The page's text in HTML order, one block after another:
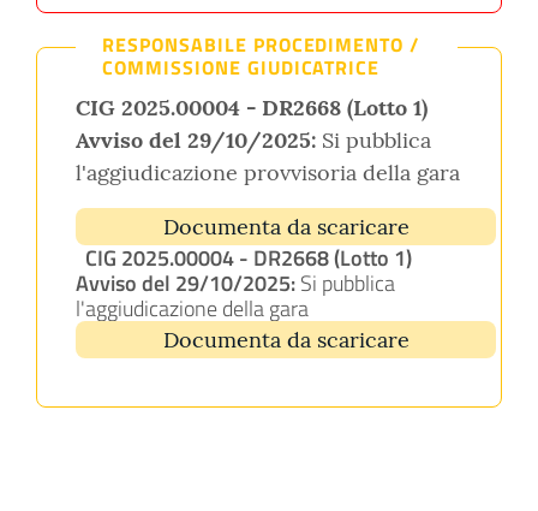
RESPONSABILE PROCEDIMENTO /
COMMISSIONE GIUDICATRICE
CIG 2025.00004 - DR2668 (Lotto 1)
Avviso del 29/10/2025: Si pubblica
l'aggiudicazione provvisoria della gara
Documenta da scaricare
CIG 2025.00004 - DR2668 (Lotto 1)
Avviso del 29/10/2025:Si pubblica
l'aggiudicazione della gara
Documenta da scaricare